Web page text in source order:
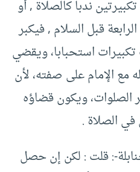
ندبا كالصلاة , أو
قبل السلام , فيكبر
استحبابا، ويقضي
مع الإمام على صفته، لأن
الصلوات، ويكون قضاؤه
في الصلاة .
: قلت : لكن إن حصل